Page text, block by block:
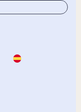
en el Registro